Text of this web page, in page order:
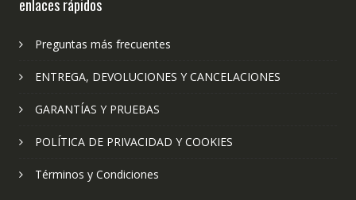
enlaces rápidos
Preguntas más frecuentes
ENTREGA, DEVOLUCIONES Y CANCELACIONES
GARANTÍAS Y PRUEBAS
POLÍTICA DE PRIVACIDAD Y COOKIES
Términos y Condiciones